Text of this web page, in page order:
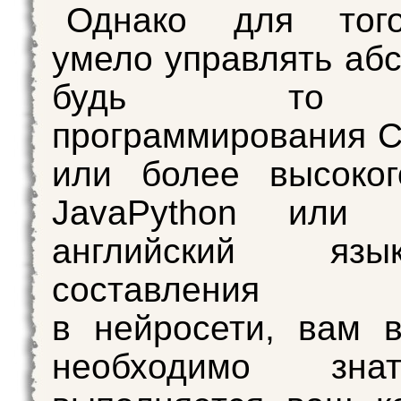
Однако для
умело управлять
будь то
программирования
или более
JavaPython или
английский
составления
в нейросети, вам
необходимо